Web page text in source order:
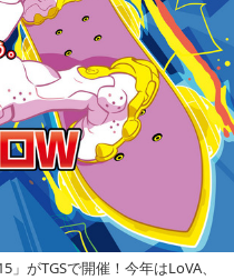
がTGSで開催！今年はLoVA、